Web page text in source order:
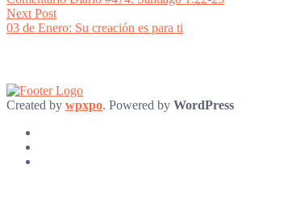
navigation
Next PostNext
post:
03 de Enero: Su creación es para ti
Created by wpxpo. Powered by WordPress